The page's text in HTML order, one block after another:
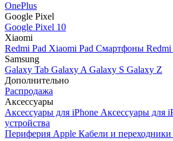
OnePlus
Google Pixel
Google Pixel 10
Xiaomi
Redmi Pad Xiaomi Pad Смартфоны Redmi
Samsung
Galaxy Tab Galaxy A Galaxy S Galaxy Z
Дополнительно
Распродажа
Аксессуары
Аксессуары для iPhone Аксессуары для
устройства
Периферия Apple Кабели и переходники